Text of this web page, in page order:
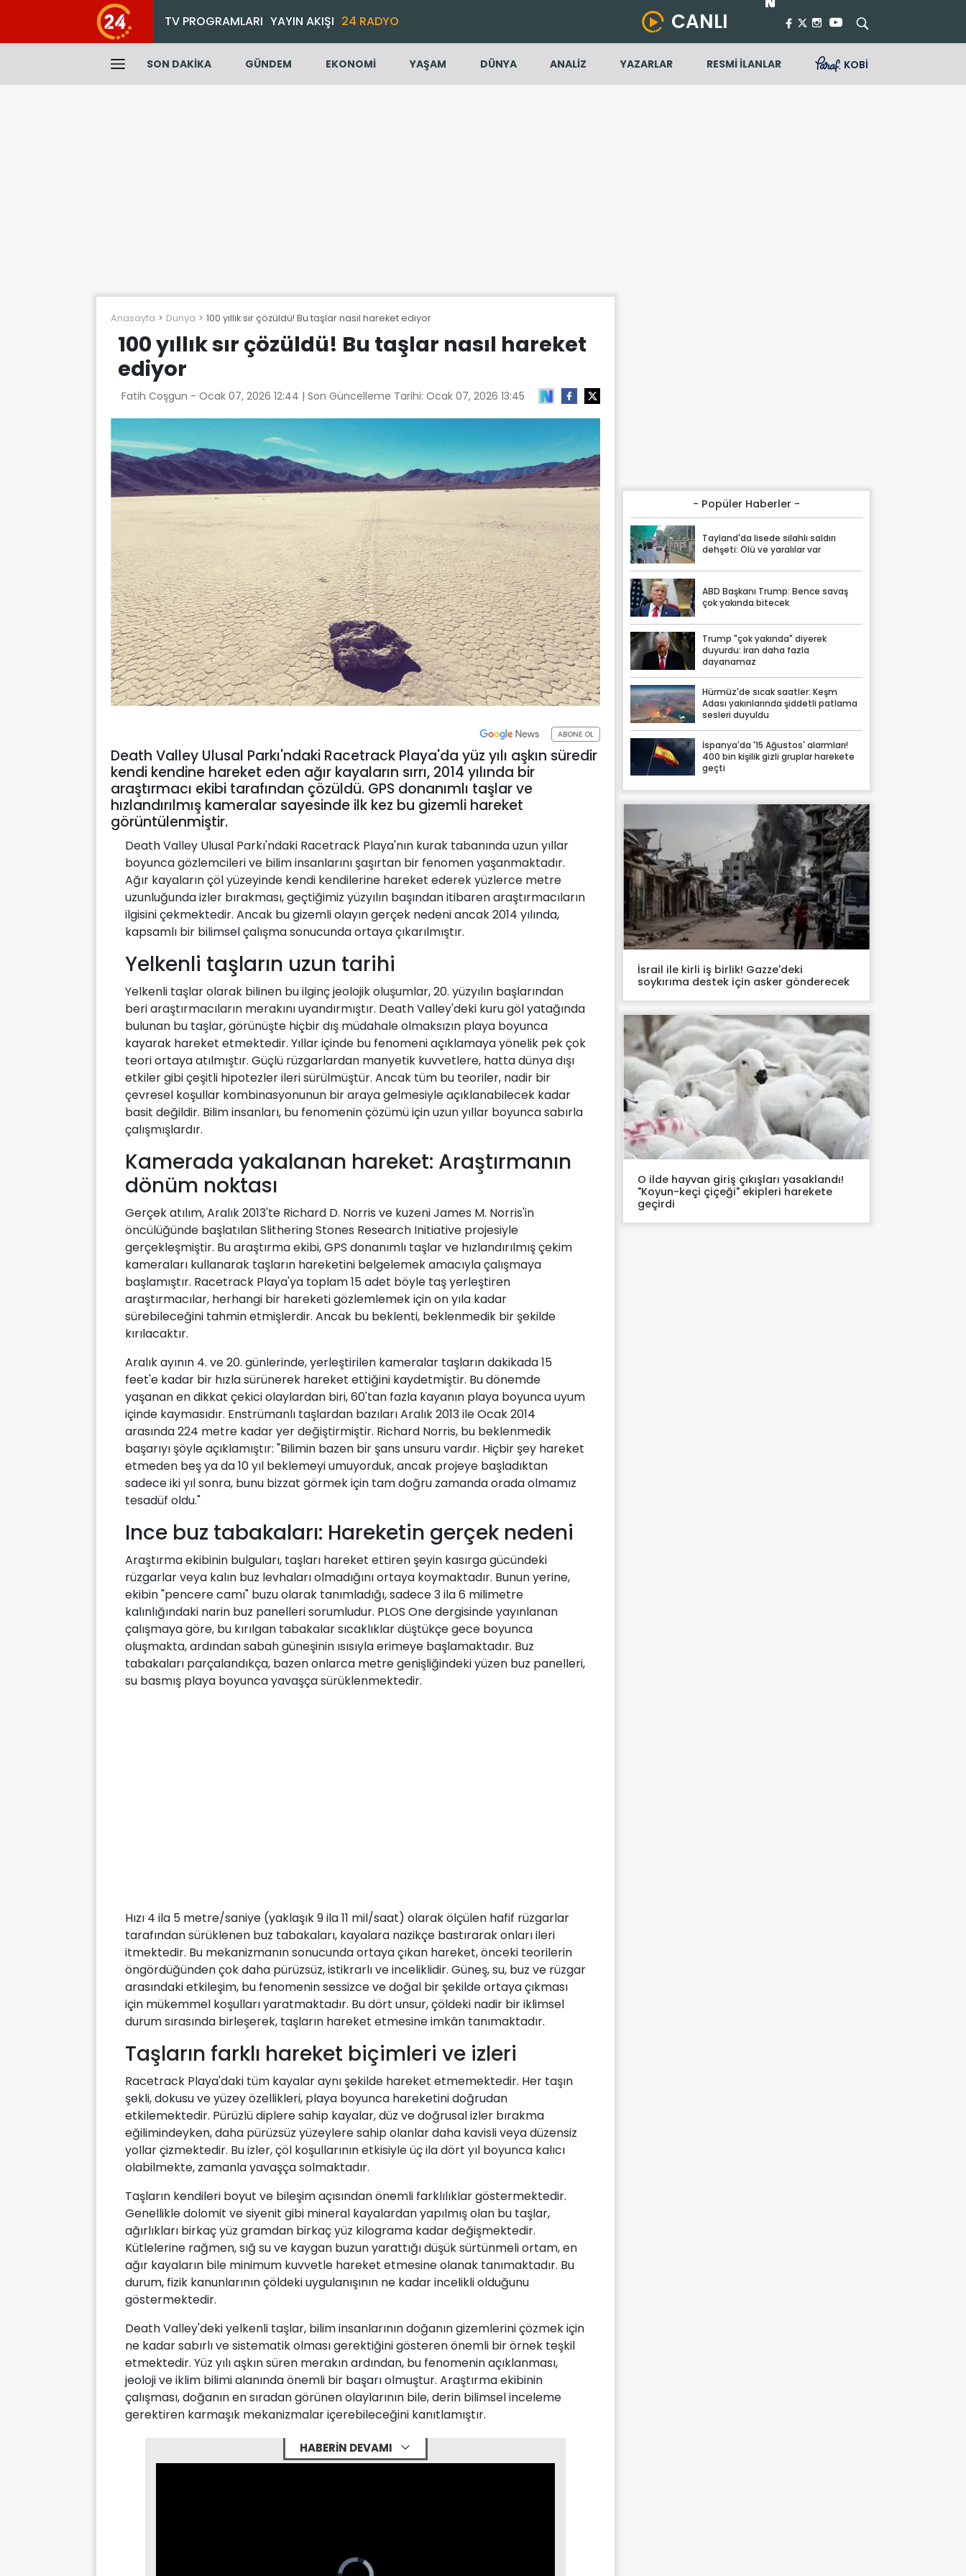
TV PROGRAMLARI YAYIN AKIŞI 24 RADYO CANLI
SON DAKİKA GÜNDEM EKONOMİ YAŞAM DÜNYA ANALİZ YAZARLAR RESMİ İLANLAR KOBİ
Anasayfa Dunya 100 yıllık sır çözüldü! Bu taşlar nasıl hareket ediyor
100 yıllık sır çözüldü! Bu taşlar nasıl hareket
ediyor
Fatih Coşgun - Ocak 07, 2026 12:44 | Son Güncelleme Tarihi: Ocak 07, 2026 13:45
ABONE OL
Death Valley Ulusal Parkı'ndaki Racetrack Playa'da yüz yılı aşkın süredir
kendi kendine hareket eden ağır kayaların sırrı, 2014 yılında bir
araştırmacı ekibi tarafından çözüldü. GPS donanımlı taşlar ve
hızlandırılmış kameralar sayesinde ilk kez bu gizemli hareket
görüntülenmiştir.
Death Valley Ulusal Parkı'ndaki Racetrack Playa'nın kurak tabanında uzun yıllar
boyunca gözlemcileri ve bilim insanlarını şaşırtan bir fenomen yaşanmaktadır.
Ağır kayaların çöl yüzeyinde kendi kendilerine hareket ederek yüzlerce metre
uzunluğunda izler bırakması, geçtiğimiz yüzyılın başından itibaren araştırmacıların
ilgisini çekmektedir. Ancak bu gizemli olayın gerçek nedeni ancak 2014 yılında,
kapsamlı bir bilimsel çalışma sonucunda ortaya çıkarılmıştır.
Yelkenli taşların uzun tarihi
Yelkenli taşlar olarak bilinen bu ilginç jeolojik oluşumlar, 20. yüzyılın başlarından
beri araştırmacıların merakını uyandırmıştır. Death Valley'deki kuru göl yatağında
bulunan bu taşlar, görünüşte hiçbir dış müdahale olmaksızın playa boyunca
kayarak hareket etmektedir. Yıllar içinde bu fenomeni açıklamaya yönelik pek çok
teori ortaya atılmıştır. Güçlü rüzgarlardan manyetik kuvvetlere, hatta dünya dışı
etkiler gibi çeşitli hipotezler ileri sürülmüştür. Ancak tüm bu teoriler, nadir bir
çevresel koşullar kombinasyonunun bir araya gelmesiyle açıklanabilecek kadar
basit değildir. Bilim insanları, bu fenomenin çözümü için uzun yıllar boyunca sabırla
çalışmışlardır.
Kamerada yakalanan hareket: Araştırmanın
dönüm noktası
Gerçek atılım, Aralık 2013'te Richard D. Norris ve kuzeni James M. Norris'in
öncülüğünde başlatılan Slithering Stones Research Initiative projesiyle
gerçekleşmiştir. Bu araştırma ekibi, GPS donanımlı taşlar ve hızlandırılmış çekim
kameraları kullanarak taşların hareketini belgelemek amacıyla çalışmaya
başlamıştır. Racetrack Playa'ya toplam 15 adet böyle taş yerleştiren
araştırmacılar, herhangi bir hareketi gözlemlemek için on yıla kadar
sürebileceğini tahmin etmişlerdir. Ancak bu beklenti, beklenmedik bir şekilde
kırılacaktır.
Aralık ayının 4. ve 20. günlerinde, yerleştirilen kameralar taşların dakikada 15
feet'e kadar bir hızla sürünerek hareket ettiğini kaydetmiştir. Bu dönemde
yaşanan en dikkat çekici olaylardan biri, 60'tan fazla kayanın playa boyunca uyum
içinde kaymasıdır. Enstrümanlı taşlardan bazıları Aralık 2013 ile Ocak 2014
arasında 224 metre kadar yer değiştirmiştir. Richard Norris, bu beklenmedik
başarıyı şöyle açıklamıştır: "Bilimin bazen bir şans unsuru vardır. Hiçbir şey hareket
etmeden beş ya da 10 yıl beklemeyi umuyorduk, ancak projeye başladıktan
sadece iki yıl sonra, bunu bizzat görmek için tam doğru zamanda orada olmamız
tesadüf oldu."
Ince buz tabakaları: Hareketin gerçek nedeni
Araştırma ekibinin bulguları, taşları hareket ettiren şeyin kasırga gücündeki
rüzgarlar veya kalın buz levhaları olmadığını ortaya koymaktadır. Bunun yerine,
ekibin "pencere camı" buzu olarak tanımladığı, sadece 3 ila 6 milimetre
kalınlığındaki narin buz panelleri sorumludur. PLOS One dergisinde yayınlanan
çalışmaya göre, bu kırılgan tabakalar sıcaklıklar düştükçe gece boyunca
oluşmakta, ardından sabah güneşinin ısısıyla erimeye başlamaktadır. Buz
tabakaları parçalandıkça, bazen onlarca metre genişliğindeki yüzen buz panelleri,
su basmış playa boyunca yavaşça sürüklenmektedir.
Hızı 4 ila 5 metre/saniye (yaklaşık 9 ila 11 mil/saat) olarak ölçülen hafif rüzgarlar
tarafından sürüklenen buz tabakaları, kayalara nazikçe bastırarak onları ileri
itmektedir. Bu mekanizmanın sonucunda ortaya çıkan hareket, önceki teorilerin
öngördüğünden çok daha pürüzsüz, istikrarlı ve inceliklidir. Güneş, su, buz ve rüzgar
arasındaki etkileşim, bu fenomenin sessizce ve doğal bir şekilde ortaya çıkması
için mükemmel koşulları yaratmaktadır. Bu dört unsur, çöldeki nadir bir iklimsel
durum sırasında birleşerek, taşların hareket etmesine imkân tanımaktadır.
Taşların farklı hareket biçimleri ve izleri
Racetrack Playa'daki tüm kayalar aynı şekilde hareket etmemektedir. Her taşın
şekli, dokusu ve yüzey özellikleri, playa boyunca hareketini doğrudan
etkilemektedir. Pürüzlü diplere sahip kayalar, düz ve doğrusal izler bırakma
eğilimindeyken, daha pürüzsüz yüzeylere sahip olanlar daha kavisli veya düzensiz
yollar çizmektedir. Bu izler, çöl koşullarının etkisiyle üç ila dört yıl boyunca kalıcı
olabilmekte, zamanla yavaşça solmaktadır.
Taşların kendileri boyut ve bileşim açısından önemli farklılıklar göstermektedir.
Genellikle dolomit ve siyenit gibi mineral kayalardan yapılmış olan bu taşlar,
ağırlıkları birkaç yüz gramdan birkaç yüz kilograma kadar değişmektedir.
Kütlelerine rağmen, sığ su ve kaygan buzun yarattığı düşük sürtünmeli ortam, en
ağır kayaların bile minimum kuvvetle hareket etmesine olanak tanımaktadır. Bu
durum, fizik kanunlarının çöldeki uygulanışının ne kadar incelikli olduğunu
göstermektedir.
Death Valley'deki yelkenli taşlar, bilim insanlarının doğanın gizemlerini çözmek için
ne kadar sabırlı ve sistematik olması gerektiğini gösteren önemli bir örnek teşkil
etmektedir. Yüz yılı aşkın süren merakın ardından, bu fenomenin açıklanması,
jeoloji ve iklim bilimi alanında önemli bir başarı olmuştur. Araştırma ekibinin
çalışması, doğanın en sıradan görünen olaylarının bile, derin bilimsel inceleme
gerektiren karmaşık mekanizmalar içerebileceğini kanıtlamıştır.
HABERİN DEVAMI
- Popüler Haberler -
Tayland'da lisede silahlı saldırı
dehşeti: Ölü ve yaralılar var
ABD Başkanı Trump: Bence savaş
çok yakında bitecek
Trump "çok yakında" diyerek
duyurdu: İran daha fazla
dayanamaz
Hürmüz'de sıcak saatler: Keşm
Adası yakınlarında şiddetli patlama
sesleri duyuldu
İspanya'da '15 Ağustos' alarmları!
400 bin kişilik gizli gruplar harekete
geçti
İsrail ile kirli iş birlik! Gazze'deki
soykırıma destek için asker gönderecek
O ilde hayvan giriş çıkışları yasaklandı!
"Koyun-keçi çiçeği" ekipleri harekete
geçirdi